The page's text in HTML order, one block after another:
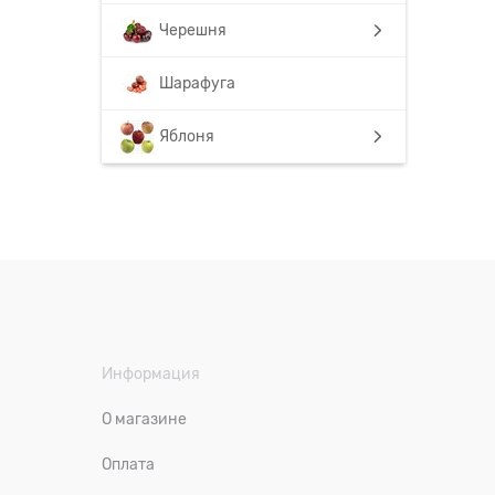
Черешня
Шарафуга
Яблоня
Информация
О магазине
Оплата